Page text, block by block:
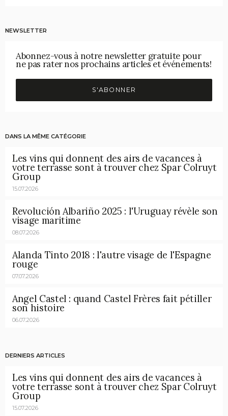
NEWSLETTER
Abonnez-vous à notre newsletter gratuite pour
ne pas rater nos prochains articles et événements!
S'ABONNER
DANS LA MÊME CATÉGORIE
Les vins qui donnent des airs de vacances à
votre terrasse sont à trouver chez Spar Colruyt
Group
15.07.2026
Revolución Albariño 2025 : l'Uruguay révèle son
visage maritime
08.07.2026
Alanda Tinto 2018 : l'autre visage de l'Espagne
rouge
07.07.2026
Angel Castel : quand Castel Frères fait pétiller
son histoire
06.07.2026
DERNIERS ARTICLES
Les vins qui donnent des airs de vacances à
votre terrasse sont à trouver chez Spar Colruyt
Group
15.07.2026